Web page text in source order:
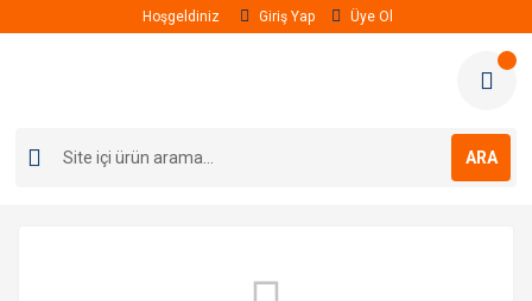
Hoşgeldiniz Giriş Yap Üye Ol
ARA